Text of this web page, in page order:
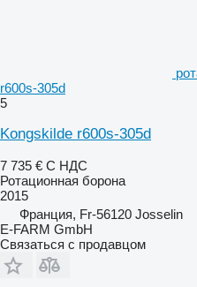
r600s-305d
5
Kongskilde r600s-305d
7 735 € С НДС
Ротационная борона
2015
Франция, Fr-56120 Josselin
E-FARM GmbH
Связаться с продавцом